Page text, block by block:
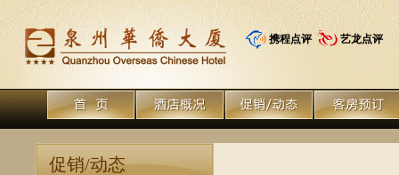
携程点评 艺龙点评
促销/动态